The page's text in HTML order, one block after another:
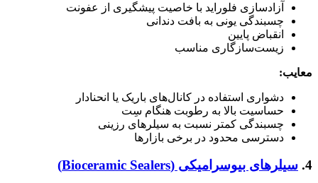
آزادسازی فلوراید با خاصیت پیشگیری از عفونت
چسبندگی یونی به بافت دندانی
انقباض پایین
زیست‌سازگاری مناسب
معایب:
دشواری استفاده در کانال‌های باریک یا انحنادار
حساسیت بالا به رطوبت هنگام سِت
چسبندگی کمتر نسبت به سیلرهای رزینی
دسترسی محدود در برخی بازارها
4. سیلرهای بیوسرامیکی (Bioceramic Sealers)